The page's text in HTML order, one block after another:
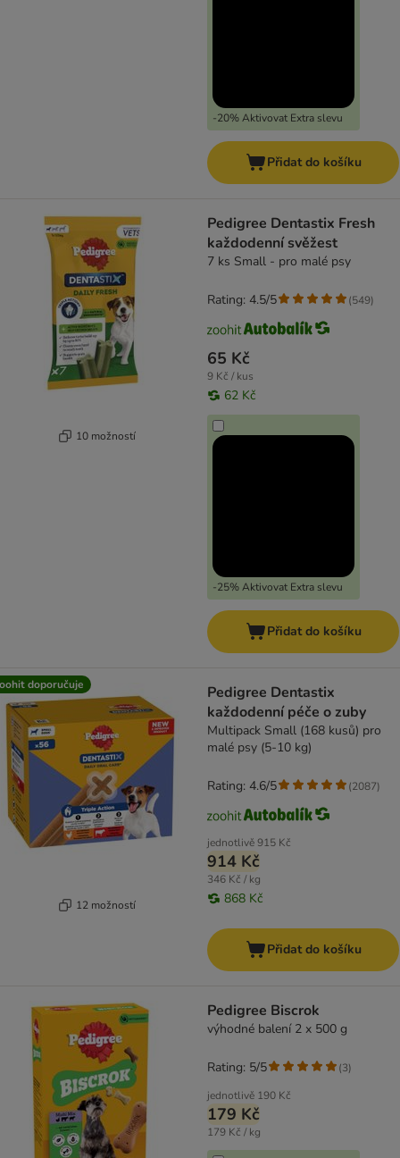
-20% Aktivovat Extra slevu
Přidat do košíku
10 možností
Pedigree Dentastix Fresh
každodenní svěžest
7 ks Small - pro malé psy
65 Kč
9 Kč / kus
62 Kč
-25% Aktivovat Extra slevu
Rating: 4.5/5 (549)
Přidat do košíku
doporučuje
12 možností
Pedigree Dentastix
každodenní péče o zuby
Multipack Small (168 kusů) pro
malé psy (5-10 kg)
jednotlivě915 Kč
914 Kč
346 Kč / kg
868 Kč
Rating: 4.6/5 (2087)
Přidat do košíku
Pedigree Biscrok
výhodné balení 2 x 500 g
jednotlivě 190 Kč
179 Kč
179 Kč / kg
Rating: 5/5 (3)